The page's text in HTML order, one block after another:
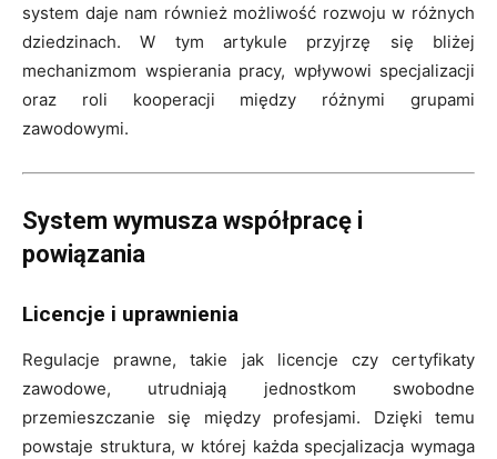
system daje nam również możliwość rozwoju w różnych
dziedzinach. W tym artykule przyjrzę się bliżej
mechanizmom wspierania pracy, wpływowi specjalizacji
oraz roli kooperacji między różnymi grupami
zawodowymi.
System wymusza współpracę i
powiązania
Licencje i uprawnienia
Regulacje prawne, takie jak licencje czy certyfikaty
zawodowe, utrudniają jednostkom swobodne
przemieszczanie się między profesjami. Dzięki temu
powstaje struktura, w której każda specjalizacja wymaga